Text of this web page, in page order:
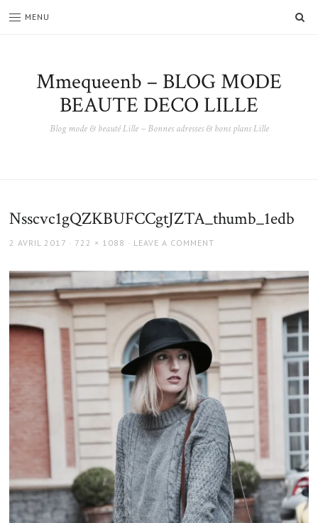
MENU
Mmequeenb – BLOG MODE
BEAUTE DECO LILLE
Blog mode & beauté Lille – Bonnes adresses & bons plans Lille
Nsscvc1gQZKBUFCCgtJZTA_thumb_1edb
POSTED
2 AVRIL 2017
FULL
722 × 1088 LEAVE A COMMENT